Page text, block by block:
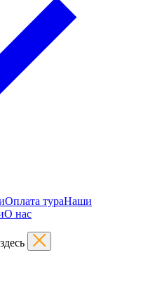
Оплата тураНаши
О нас